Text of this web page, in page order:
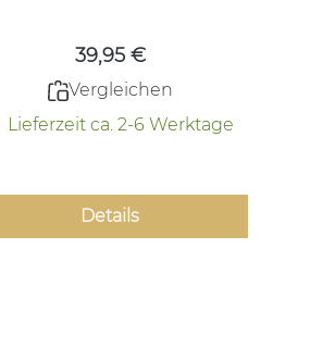
39,95 €
Vergleichen
Lieferzeit ca. 2-6 Werktage
Details